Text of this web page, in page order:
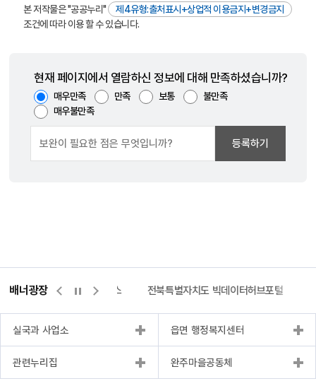
본 저작물은 "공공누리"
제4유형:출처표시+상업적 이용금지+변경금지
조건에 따라 이용 할 수 있습니다.
현재 페이지에서 열람하신 정보에 대해 만족하셨습니까?
매우만족 만족 보통
불만족
매우불만족
등록하기
배너광장
량바로처리센터 위택스 전북특별자치도 빅데이터허브포털
실국과 사업소 읍면 행정복지센터
관련누리집 완주마을공동체